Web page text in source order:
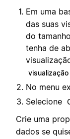
Em uma
das suas
do
tenha de
visualização
No menu
Selecione
Crie uma
dados se